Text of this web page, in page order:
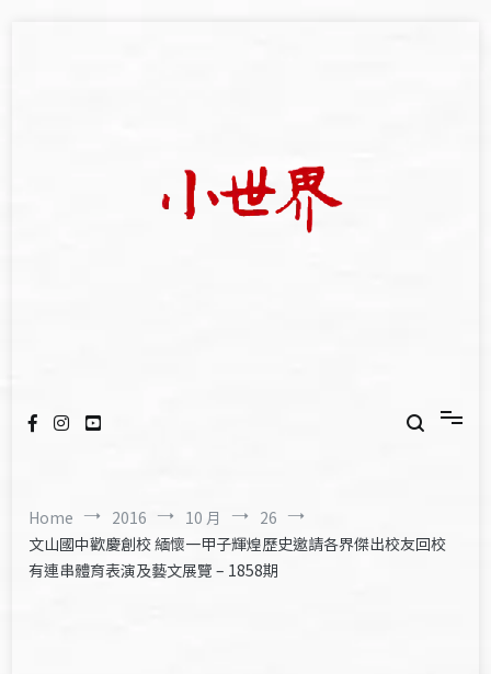
Home 2016 10 月
26
文山國中歡慶創校 緬懷一甲子輝煌歷史邀請各界傑出校友回校
有連串體育表演及藝文展覽 – 1858期